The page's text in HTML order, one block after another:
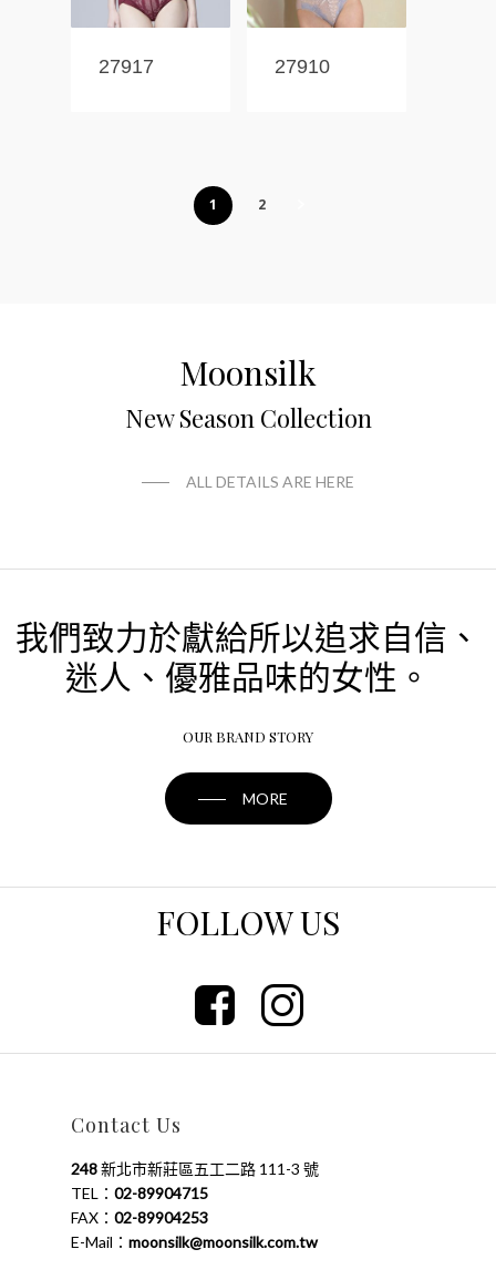
27917 27910
1 2
Moonsilk
New Season Collection
ALL DETAILS ARE HERE
我們致力於獻給所以追求自信、
迷人、優雅品味的女性。
OUR BRAND STORY
MORE
FOLLOW US
Contact Us
248新北市新莊區五工二路 111-3 號
TEL： 02-89904715
FAX： 02-89904253
E-Mail： moonsilk@moonsilk.com.tw